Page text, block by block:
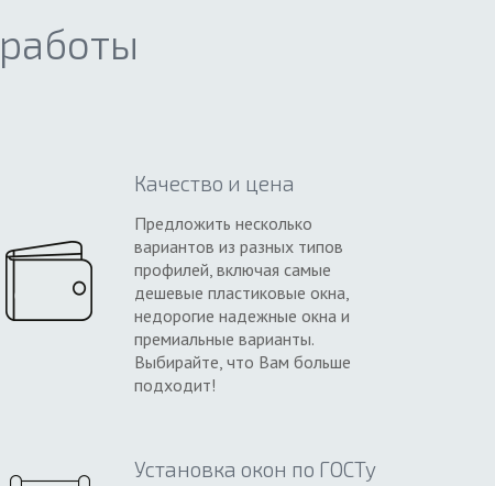
Качество и цена
Предложить несколько
вариантов из разных типов
профилей, включая самые
дешевые пластиковые окна,
недорогие надежные окна и
премиальные варианты.
Выбирайте, что Вам больше
подходит!
Установка окон по ГОСТу